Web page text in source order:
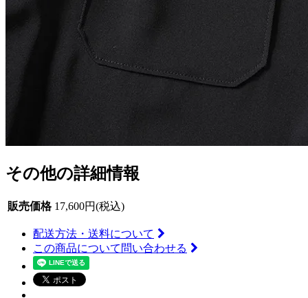
その他の詳細情報
販売価格 17,600円(税込)
配送方法・送料について
この商品について問い合わせる